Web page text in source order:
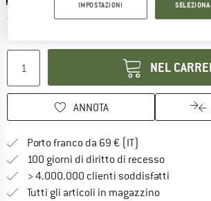
Tempi di consegna: 3-5 giorni lavorativiIl link si
NEL
ANNOTA
Porto franco da 69 € (IT)
100 giorni di diritto di recessoVai alla
> 4.000.000 clienti soddisfatti
Tutti gli articoli in magazzino
IMPOSTAZIONI SELEZIONA